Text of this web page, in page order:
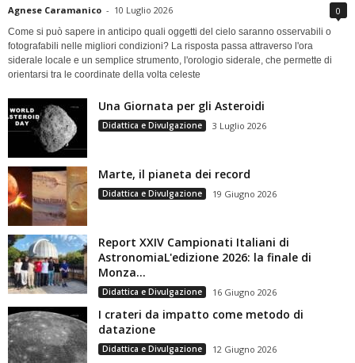
Agnese Caramanico - 10 Luglio 2026 0
Come si può sapere in anticipo quali oggetti del cielo saranno osservabili o
fotografabili nelle migliori condizioni? La risposta passa attraverso l'ora
siderale locale e un semplice strumento, l'orologio siderale, che permette di
orientarsi tra le coordinate della volta celeste
Una Giornata per gli Asteroidi
Didattica e Divulgazione 3 Luglio 2026
Marte, il pianeta dei record
Didattica e Divulgazione 19 Giugno 2026
Report XXIV Campionati Italiani di
AstronomiaL'edizione 2026: la finale di
Monza...
Didattica e Divulgazione 16 Giugno 2026
I crateri da impatto come metodo di
datazione
Didattica e Divulgazione 12 Giugno 2026